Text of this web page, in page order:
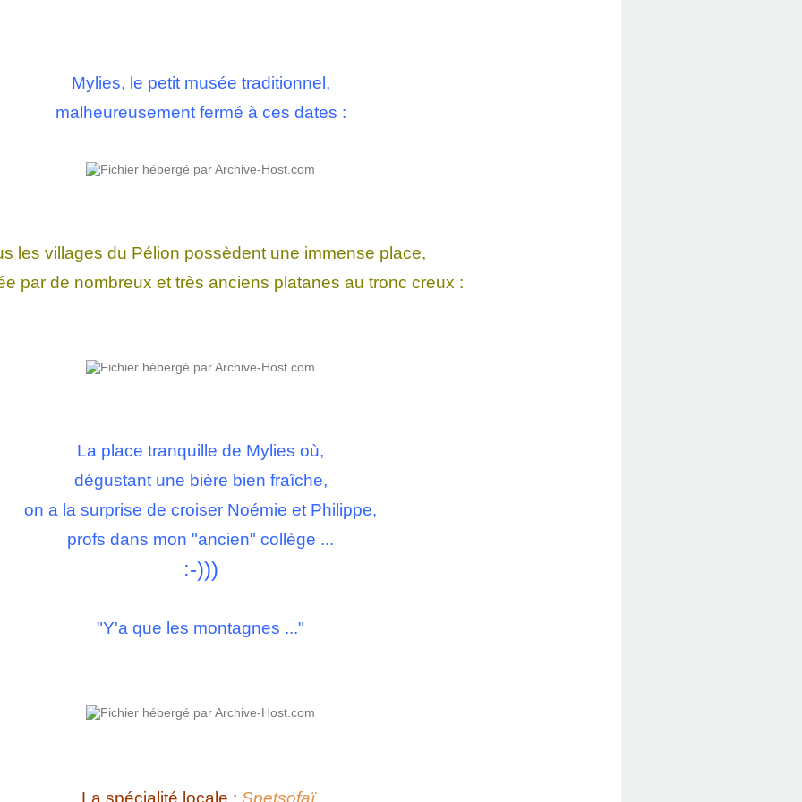
Mylies, le petit musée traditionnel,
malheureusement fermé à ces dates :
les villages du Pélion possèdent une immense place,
par de nombreux et très anciens platanes au tronc creux :
La place tranquille de Mylies où,
dégustant une bière bien fraîche,
on a la surprise de croiser Noémie et Philippe,
profs dans mon "ancien" collège ...
:-)))
"Y'a que les montagnes ..."